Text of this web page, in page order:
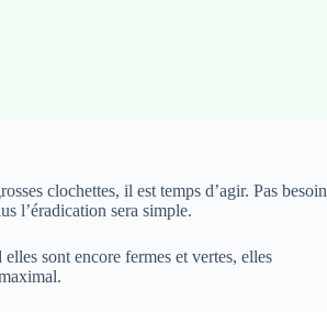
clochettes, il est temps d’agir. Pas besoin
l’éradication sera simple.
sont encore fermes et vertes, elles